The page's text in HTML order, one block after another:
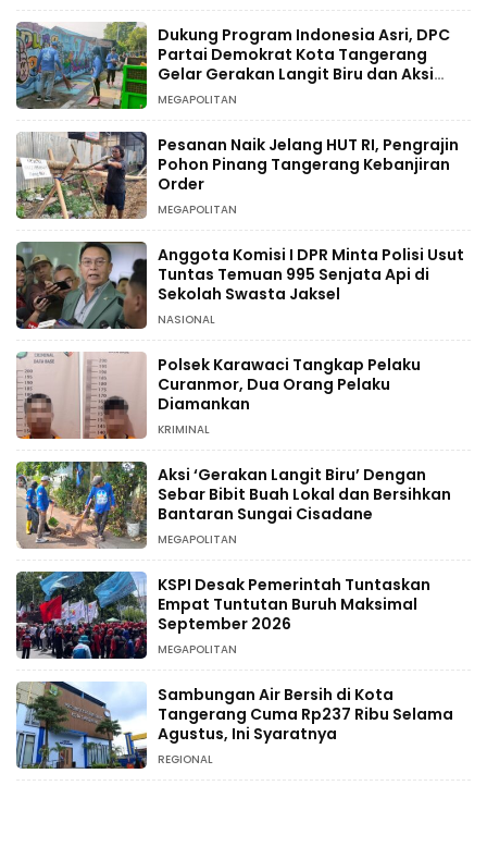
Dukung Program Indonesia Asri, DPC
Partai Demokrat Kota Tangerang
Gelar Gerakan Langit Biru dan Aksi
Tanam Pohon
MEGAPOLITAN
Pesanan Naik Jelang HUT RI, Pengrajin
Pohon Pinang Tangerang Kebanjiran
Order
MEGAPOLITAN
Anggota Komisi I DPR Minta Polisi Usut
Tuntas Temuan 995 Senjata Api di
Sekolah Swasta Jaksel
NASIONAL
Polsek Karawaci Tangkap Pelaku
Curanmor, Dua Orang Pelaku
Diamankan
KRIMINAL
Aksi ‘Gerakan Langit Biru’ Dengan
Sebar Bibit Buah Lokal dan Bersihkan
Bantaran Sungai Cisadane
MEGAPOLITAN
KSPI Desak Pemerintah Tuntaskan
Empat Tuntutan Buruh Maksimal
September 2026
MEGAPOLITAN
Sambungan Air Bersih di Kota
Tangerang Cuma Rp237 Ribu Selama
Agustus, Ini Syaratnya
REGIONAL